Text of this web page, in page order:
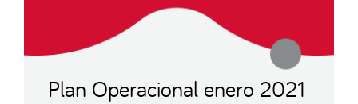
Plan Operacional enero 2021